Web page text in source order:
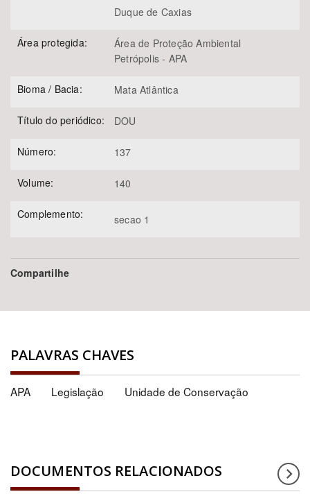
Duque de Caxias
Área protegida:
Área de Proteção Ambiental
Petrópolis - APA
Bioma / Bacia: Mata Atlântica
Título do periódico: DOU
Número: 137
Volume: 140
Complemento: secao 1
Compartilhe
PALAVRAS CHAVES
APA Legislação Unidade de Conservação
DOCUMENTOS RELACIONADOS